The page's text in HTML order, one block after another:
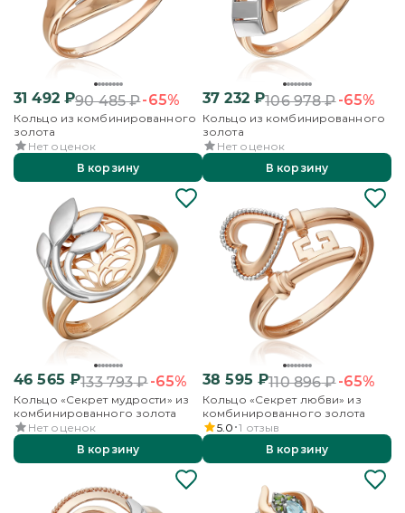
31 492₽90 485₽-65%
Кольцо из комбинированного
золота
Нет оценок
В корзину
37 232₽106 978₽-65%
Кольцо из комбинированного
золота
Нет оценок
В корзину
46 565 ₽133 793₽-65%
Кольцо «Секрет мудрости» из
комбинированного золота
Нет оценок
В корзину
38 595 ₽110 896₽-65%
Кольцо «Секрет любви» из
комбинированного золота
5.0 1 отзыв
В корзину